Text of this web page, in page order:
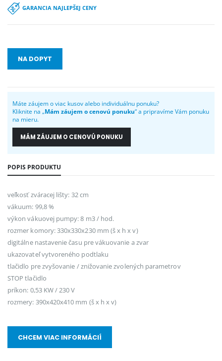
GARANCIA NAJLEPŠEJ CENY
NA DOPYT
Máte záujem o viac kusov alebo individuálnu ponuku?
Kliknite na „Mám záujem o cenovú ponuku“ a pripravíme Vám ponuku
na mieru.
MÁM ZÁUJEM O CENOVÚ PONUKU
POPIS PRODUKTU
veľkosť zváracej lišty: 32 cm
vákuum: 99,8 %
výkon vákuovej pumpy: 8 m3 / hod.
rozmer komory: 330x330x230 mm (š x h x v)
digitálne nastavenie času pre vákuovanie a zvar
ukazovateľ vytvoreného podtlaku
tlačidlo pre zvyšovanie / znižovanie zvolených parametrov
STOP tlačidlo
príkon: 0,53 KW / 230 V
rozmery: 390x420x410 mm (š x h x v)
CHCEM VIAC INFORMÁCIÍ